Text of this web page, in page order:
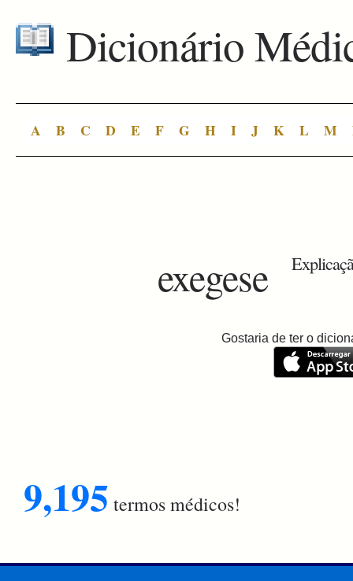
Dicionário
A B C D E F G H I J K L M
exegese
Gostaria de ter o
9,195 termos médicos!